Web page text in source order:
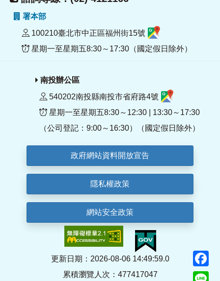
署本部
100210臺北市中正區福州街15號
星期一至星期五8:30～17:30（國定假日除外）
南投辦公區
540202南投縣南投市省府路4號
星期一至星期五8:30～12:30 | 13:30～17:30
（公司登記：9:00～16:30）（國定假日除外）
政府網站資料開放宣告
隱私權政策
網站安全政策
更新日期：2026-08-06 14:49:59.0
累積瀏覽人次：477417047